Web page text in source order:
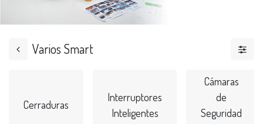
Varios Smart
Cerraduras
Interruptores
Inteligentes
Cámaras
de
Seguridad